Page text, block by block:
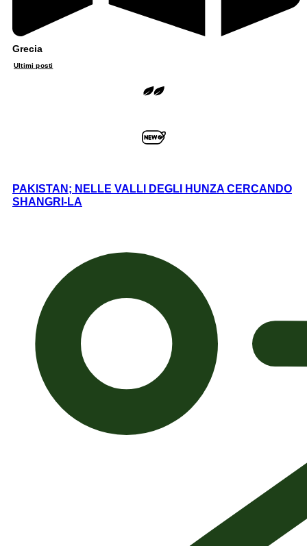
Grecia
Ultimi posti
PAKISTAN; NELLE VALLI DEGLI HUNZA CERCANDO
SHANGRI-LA